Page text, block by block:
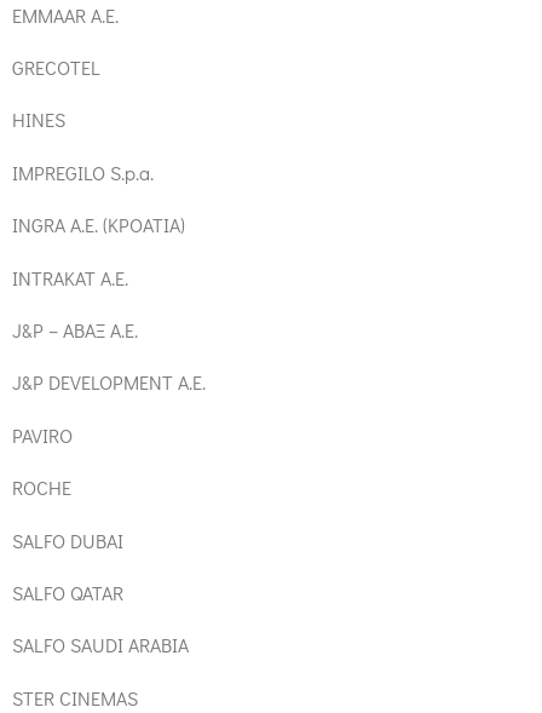
EMMAAR Α.Ε.
GRECOTEL
HINES
IMPREGILO S.p.a.
INGRA Α.Ε. (ΚΡΟΑΤΙΑ)
INTRAKAT Α.Ε.
J&P – ΑΒΑΞ Α.Ε.
J&P DEVELOPMENT Α.Ε.
PAVIRO
ROCHE
SALFO DUBAI
SALFO QATAR
SALFO SAUDI ARABIA
STER CINEMAS